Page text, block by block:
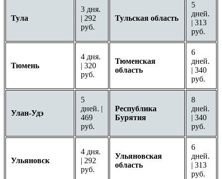
Тула
3 дня.
| 292
руб.
Тульская область
5
дней.
| 313
руб.
Тюмень
4 дня.
| 320
руб.
Тюменская
область
6
дней.
| 340
руб.
Улан-Удэ
5
дней. |
469
руб.
Республика
Бурятия
8
дней.
| 340
руб.
Ульяновск
4 дня.
| 292
руб.
Ульяновская
область
6
дней.
| 313
руб.